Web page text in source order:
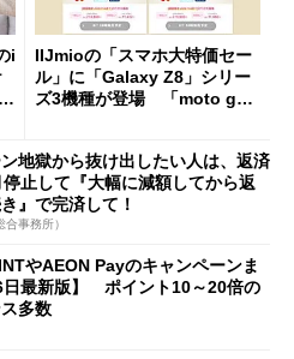
i
IIJmioの「スマホ大特価セー
ル」に「Galaxy Z8」シリー
ズ3機種が登場 「moto g37
地獄から抜け出したい人は、返済
止して『大幅に減額してから返
』で完済して！
事務所）
やAEON Payのキャンペーンま
日最新版】 ポイント10～20倍の
多数